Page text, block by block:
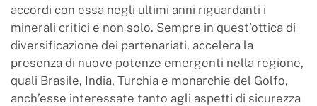
accordi con essa negli ultimi anni riguardanti i
minerali critici e non solo. Sempre in quest’ottica di
diversificazione dei partenariati, accelera la
presenza di nuove potenze emergenti nella regione,
quali Brasile, India, Turchia e monarchie del Golfo,
anch’esse interessate tanto agli aspetti di sicurezza